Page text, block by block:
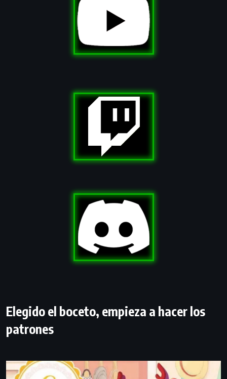
Elegido el boceto, empieza a hacer los
patrones